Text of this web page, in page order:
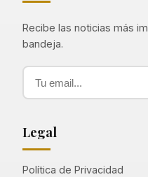
Recibe las noticias más
bandeja.
Legal
Política de Privacidad